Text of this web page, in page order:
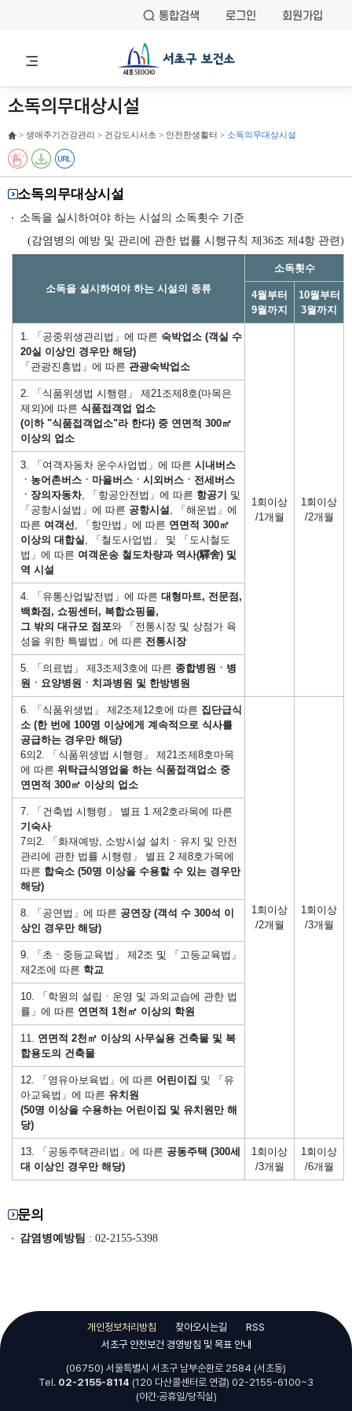
통합검색 로그인 회원가입
소독의무대상시설
> 생애주기건강관리 > 건강도시서초 > 안전한생활터 > 소독의무대상시설
소독의무대상시설
소독을 실시하여야 하는 시설의 소독횟수 기준
(감염병의 예방 및 관리에 관한 법률 시행규칙 제36조 제4항 관련)
소독을 실시하여야 하는 시설의 종류
소독횟수
4월부터
9월까지
10월부터
3월까지
1. 「공중위생관리법」에 따른 숙박업소 (객실 수
20실 이상인 경우만 해당)
「관광진흥법」에 따른 관광숙박업소
1회이상
/1개월
1회이상
/2개월
2. 「식품위생법 시행령」 제21조제8호(마목은
제외)에 따른 식품접객업 업소
(이하 "식품접객업소"라 한다) 중 연면적 300㎡
이상의 업소
3. 「여객자동차 운수사업법」에 따른 시내버스
ㆍ농어촌버스ㆍ마을버스ㆍ시외버스ㆍ전세버스
ㆍ장의자동차, 「항공안전법」에 따른 항공기
및
「공항시설법」에 따른 공항시설, 「해운법」에
따른 여객선, 「항만법」에 따른 연면적 300㎡
이상의 대합실, 「철도사업법」 및 「도시철도
법」에 따른 여객운송 철도차량과 역사(驛舍) 및
역 시설
4. 「유통산업발전법」에 따른 대형마트, 전문점,
백화점, 쇼핑센터, 복합쇼핑몰,
그 밖의 대규모 점포와 「전통시장 및 상점가 육
성을 위한 특별법」에 따른 전통시장
5. 「의료법」 제3조제3호에 따른 종합병원ㆍ병
원ㆍ요양병원ㆍ치과병원 및 한방병원
6. 「식품위생법」 제2조제12호에 따른 집단급식
소 (한 번에 100명 이상에게 계속적으로 식사를
공급하는 경우만 해당)
6의2. 「식품위생법 시행령」 제21조제8호마목
에 따른 위탁급식영업을 하는 식품접객업소 중
연면적 300㎡ 이상의 업소
1회이상
/2개월
1회이상
/3개월
7. 「건축법 시행령」 별표 1 제2호라목에 따른
기숙사
7의2. 「화재예방, 소방시설 설치ㆍ유지 및 안전
관리에 관한 법률 시행령」 별표 2 제8호가목에
따른 합숙소 (50명 이상을 수용할 수 있는 경우만
해당)
8. 「공연법」에 따른 공연장 (객석 수 300석 이
상인 경우만 해당)
9. 「초ㆍ중등교육법」 제2조 및 「고등교육법」
제2조에 따른 학교
10. 「학원의 설립ㆍ운영 및 과외교습에 관한 법
률」에 따른 연면적 1천㎡ 이상의 학원
11. 연면적 2천㎡ 이상의 사무실용 건축물 및 복
합용도의 건축물
12. 「영유아보육법」에 따른 어린이집 및 「유
아교육법」에 따른 유치원
(50명 이상을 수용하는 어린이집 및 유치원만 해
당)
13. 「공동주택관리법」에 따른 공동주택 (300세
대 이상인 경우만 해당)
1회이상
/3개월
1회이상
/6개월
문의
감염병예방팀 : 02-2155-5398
개인정보처리방침 찾아오시는길
RSS
서초구 안전보건 경영방침 및 목표 안내
(06750) 서울특별시 서초구 남부순환로 2584 (서초동)
Tel. 02-2155-8114 (120 다산콜센터로 연결) 02-2155-6100~3
(야간·공휴일/당직실)